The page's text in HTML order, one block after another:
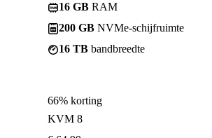
16 GB RAM
200 GB NVMe-schijfruimte
16 TB bandbreedte
66% korting
KVM 8